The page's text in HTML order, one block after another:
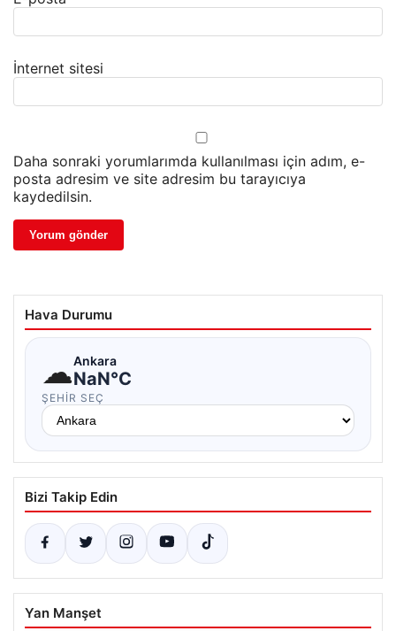
İnternet sitesi
Daha sonraki yorumlarımda kullanılması için adım, e-
posta adresim ve site adresim bu tarayıcıya
kaydedilsin.
Hava Durumu
☁Ankara
NaN°C
ŞEHIR SEÇ
Bizi Takip Edin
Yan Manşet